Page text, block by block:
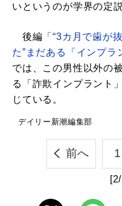
いというのが学界の定
後編 「“3カ月で歯が
た”まだある「インプラ
では、この男性以外の
る「詐欺インプラント
じている。
デイリー新潮編集部
前へ 1